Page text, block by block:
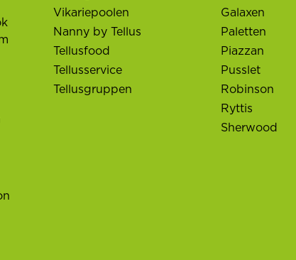
Vikariepoolen
Nanny by Tellus
Tellusfood
Tellusservice
Tellusgruppen
Galaxen
Paletten
Piazzan
Pusslet
Robinson
Ryttis
Sherwood